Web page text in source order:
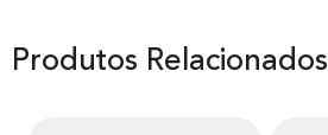
Produtos Relacionados